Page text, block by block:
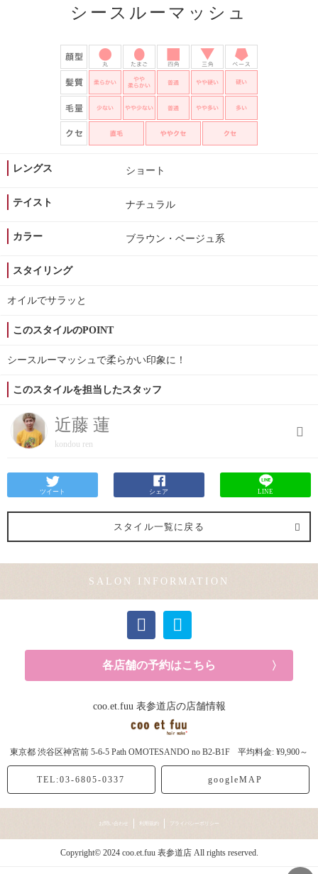
シースルーマッシュ
レングス ショート
テイスト ナチュラル
カラー ブラウン・ベージュ系
スタイリング
オイルでサラッと
このスタイルのPOINT
シースルーマッシュで柔らかい印象に！
このスタイルを担当したスタッフ
近藤 蓮
kondou ren
ツイート シェア LINE
スタイル一覧に戻る
SALON INFORMATION
各店舗の予約はこちら
coo.et.fuu 表参道店の店舗情報
東京都 渋谷区神宮前 5-6-5 Path OMOTESANDO no B2-B1F 平均料金: ¥9,900～
TEL:03-6805-0337 googleMAP
お問い合わせ 利用規約 プライバシーポリシー
Copyright© 2024 coo.et.fuu 表参道店 All rights reserved.